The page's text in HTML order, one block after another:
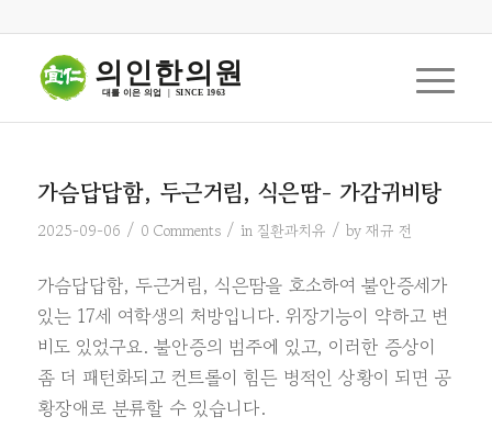
의인한의원
대를 이은 의업  |  SINCE 1963
가슴답답함, 두근거림, 식은땀- 가감귀비탕
2025-09-06 / 0 Comments / in 질환과치유 / by 재규 전
가슴답답함, 두근거림, 식은땀을 호소하여 불안증세가
있는 17세 여학생의 처방입니다. 위장기능이 약하고 변
비도 있었구요. 불안증의 범주에 있고, 이러한 증상이
좀 더 패턴화되고 컨트롤이 힘든 병적인 상황이 되면 공
황장애로 분류할 수 있습니다.